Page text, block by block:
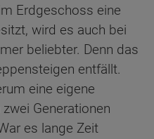
Erdgeschoss eine
wird es auch bei
beliebter. Denn das
entfällt.
eine eigene
Generationen
es lange Zeit